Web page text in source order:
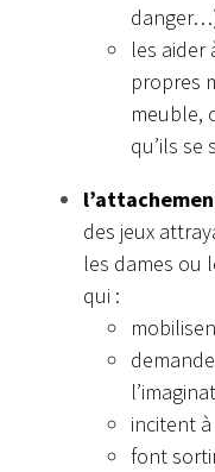
les aider
propres
meuble,
qu’ils
des jeux
les dames ou
qui :
incitent
font